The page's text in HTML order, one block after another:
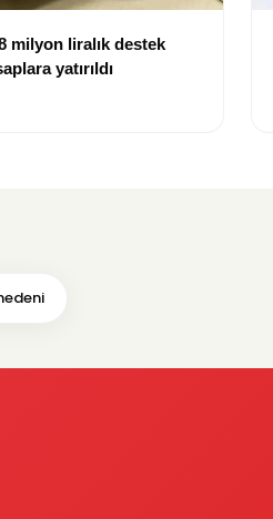
milyon liralık destek
yatırıldı